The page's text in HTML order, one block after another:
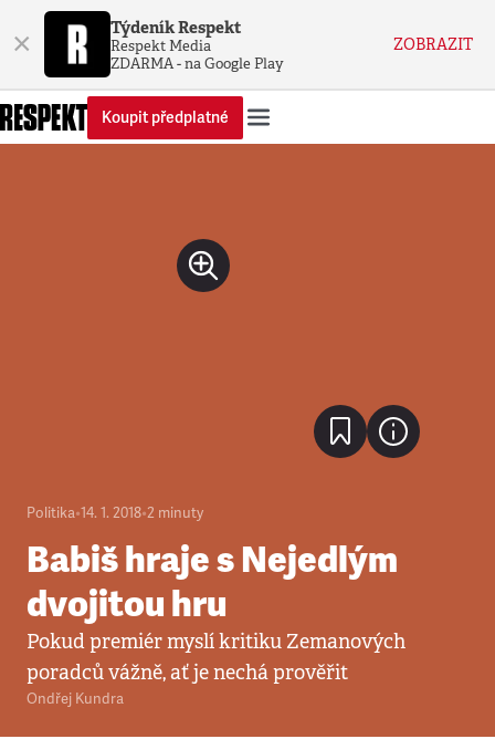
× Týdeník Respekt
Respekt Media
ZDARMA - na Google Play
ZOBRAZIT
Koupit předplatné
Politika•14. 1. 2018•2 minuty
Babiš hraje s Nejedlým
dvojitou hru
Pokud premiér myslí kritiku Zemanových
poradců vážně, ať je nechá prověřit
Ondřej Kundra